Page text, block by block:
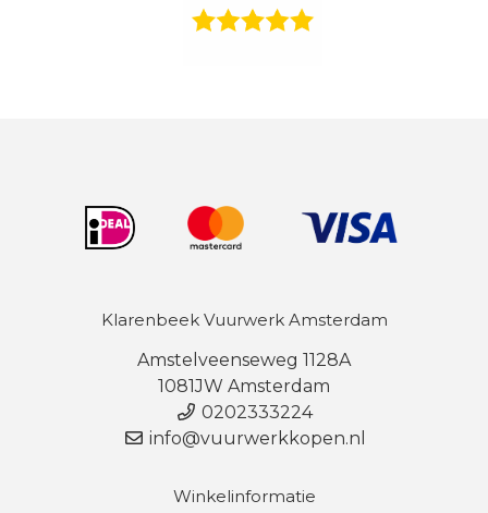
Klarenbeek Vuurwerk Amsterdam
Amstelveenseweg 1128A
1081JW Amsterdam
0202333224
info@vuurwerkkopen.nl
Winkelinformatie